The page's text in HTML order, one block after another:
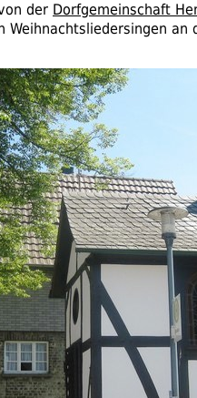
der Dorfgemeinschaft
an